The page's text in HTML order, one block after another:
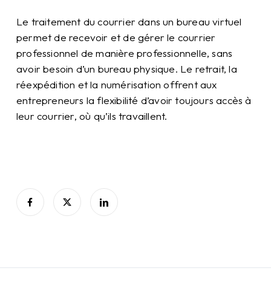
Le traitement du courrier dans un bureau virtuel
permet de recevoir et de gérer le courrier
professionnel de manière professionnelle, sans
avoir besoin d’un bureau physique. Le retrait, la
réexpédition et la numérisation offrent aux
entrepreneurs la flexibilité d’avoir toujours accès à
leur courrier, où qu’ils travaillent.